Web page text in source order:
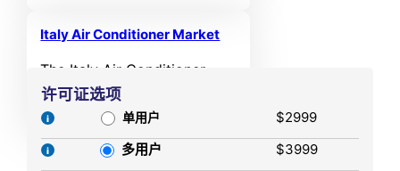
MN in 2025. It is anticipated
of 4.8% from 2025 to 2032.
Italy Air Conditioner Market
The Italy Air Conditioner
Market size was valued at
USD 2,329.47 MN in 2021
and reached USD 2,812.26
MN in 2025. It is anticipated
许可证选项
单用户
$2999
多用户
$3999